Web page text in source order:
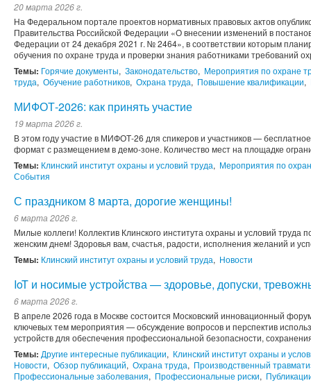
20 марта 2026 г.
На Федеральном портале проектов нормативных правовых актов
Правительства Российской Федерации «О внесении изменений в
Федерации от 24 декабря 2021 г. № 2464», в соответствии которым
обучения по охране труда и проверки знания работниками требований
Темы: Горячие документы, Законодательство, Мероприятия по охране
труда, Обучение работников, Охрана труда, Повышение квалификации,
МИФОТ-2026: как принять участие
19 марта 2026 г.
В этом году участие в МИФОТ-26 для спикеров и участников —
формат с размещением в демо-зоне. Количество мест на площадке
Темы: Клинский институт охраны и условий труда, Мероприятия по
События
С праздником 8 марта, дорогие женщины!
6 марта 2026 г.
Милые коллеги! Коллектив Клинского института охраны и условий
женским днем! Здоровья вам, счастья, радости, исполнения желаний и
Темы: Клинский институт охраны и условий труда, Новости
IoT и носимые устройства — здоровье, допуски,
6 марта 2026 г.
В апреле 2026 года в Москве состоится Московский инновационный
ключевых тем мероприятия — обсуждение вопросов и перспектив
устройств для обеспечения профессиональной безопасности,
Темы: Другие интересные публикации, Клинский институт охраны и
Новости, Обзор публикаций, Охрана труда, Производственный
Профессиональные заболевания, Профессиональные риски,